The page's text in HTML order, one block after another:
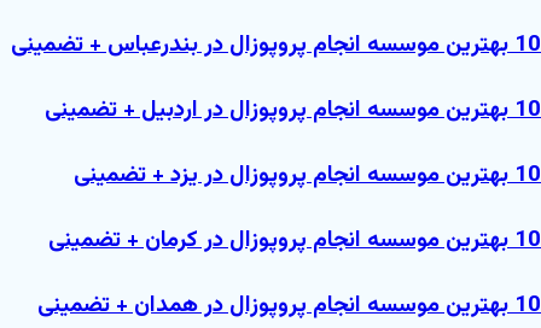
10 بهترین موسسه انجام پروپوزال در بندرعباس + تضمینی
10 بهترین موسسه انجام پروپوزال در اردبیل + تضمینی
10 بهترین موسسه انجام پروپوزال در یزد + تضمینی
10 بهترین موسسه انجام پروپوزال در کرمان + تضمینی
10 بهترین موسسه انجام پروپوزال در همدان + تضمینی